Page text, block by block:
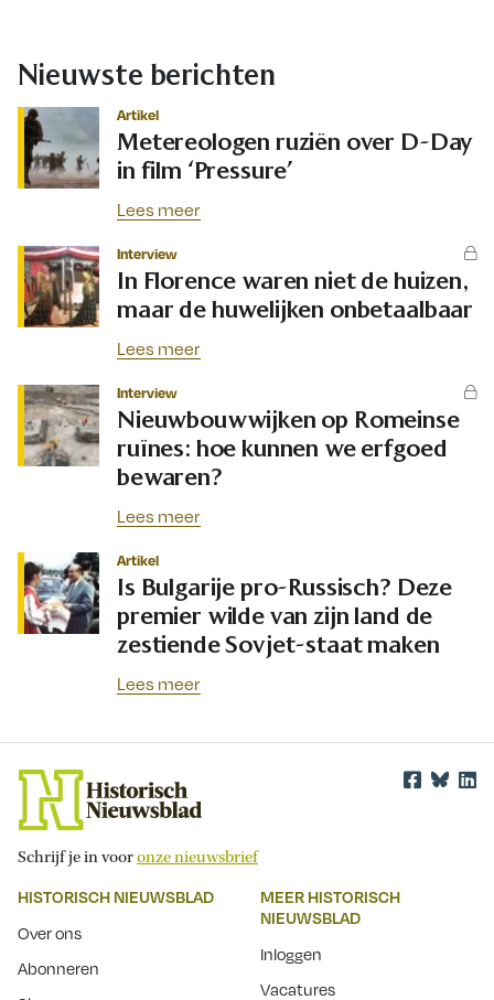
Nieuwste berichten
Artikel
Metereologen ruziën over D-Day
in film ‘Pressure’
Lees meer
Interview
In Florence waren niet de huizen,
maar de huwelijken onbetaalbaar
Lees meer
Interview
Nieuwbouwwijken op Romeinse
ruïnes: hoe kunnen we erfgoed
bewaren?
Lees meer
Artikel
Is Bulgarije pro-Russisch? Deze
premier wilde van zijn land de
zestiende Sovjet-staat maken
Lees meer
Schrijf je in vooronze nieuwsbrief
HISTORISCH NIEUWSBLAD
Over ons
Abonneren
MEER HISTORISCH
NIEUWSBLAD
Inloggen
Vacatures